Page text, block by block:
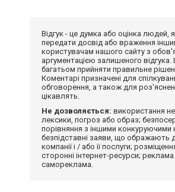
Відгук - це думка або оцінка людей,
передати досвід або враження
користувачам нашого сайту з
аргументацією залишеного
багатьом прийняти правильне
Коментарі призначені для
обговорення, а також для
цікавлять.
Не дозволяється: використання
лексики, погроз або образ;
порівняння з іншими конкуруючими
безпідставні заяви, що ображають
компанії і / або її послуги;
сторонні інтернет-ресурси; реклама
самореклама.